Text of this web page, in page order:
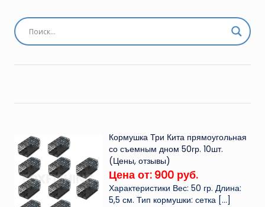
Кормушка Три Кита прямоугольная
со съемным дном 50гр. 10шт.
(Цены, отзывы)
Цена от: 900 руб.
Характеристики Вес: 50 гр. Длина:
5,5 см. Тип кормушки: сетка […]